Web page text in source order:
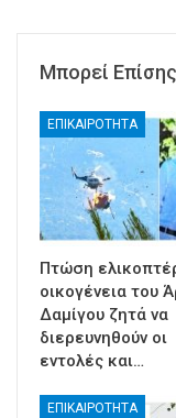
Μπορεί
ΕΠΙΚΑΙΡΟΤΗΤΑ
Πτώση
οικογένεια του
Δαμίγου ζητά να
διερευνηθούν οι
εντολές και…
ΕΠΙΚΑΙΡΟΤΗΤΑ